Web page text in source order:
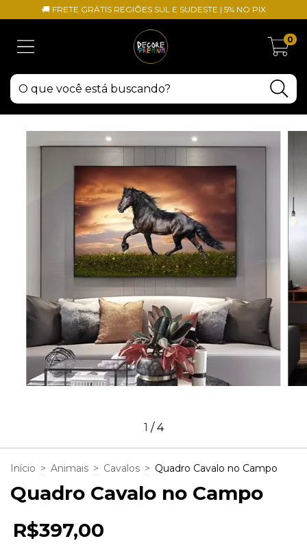
🚚 FRETE GRÁTIS REGIÕES SUL E SUDESTE | 5% NO PIX
0
1 /4
Início > Animais > Cavalos > Quadro Cavalo no Campo
Quadro Cavalo no Campo
R$397,00